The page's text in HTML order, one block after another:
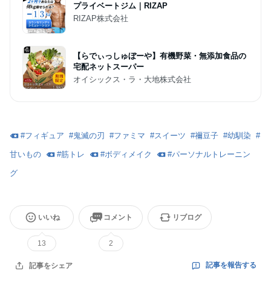
プライベートジム｜RIZAP
RIZAP株式会社
【らでぃっしゅぼーや】有機野菜・無添加食品の
宅配ネットスーパー
オイシックス・ラ・大地株式会社
#フィギュア #鬼滅の刃 #ファミマ #スイーツ #禰豆子 #幼馴染 #
甘いもの #筋トレ #ボディメイク #パーソナルトレーニン
グ
いいね
13
コメント
2
リブログ
記事をシェア 記事を報告する